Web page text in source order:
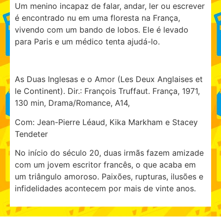
Um menino incapaz de falar, andar, ler ou escrever
é encontrado nu em uma floresta na França,
vivendo com um bando de lobos. Ele é levado
para Paris e um médico tenta ajudá-lo.
As Duas Inglesas e o Amor (Les Deux Anglaises et
le Continent). Dir.: François Truffaut. França, 1971,
130 min, Drama/Romance, A14,
Com: Jean-Pierre Léaud, Kika Markham e Stacey
Tendeter
No início do século 20, duas irmãs fazem amizade
com um jovem escritor francês, o que acaba em
um triângulo amoroso. Paixões, rupturas, ilusões e
infidelidades acontecem por mais de vinte anos.